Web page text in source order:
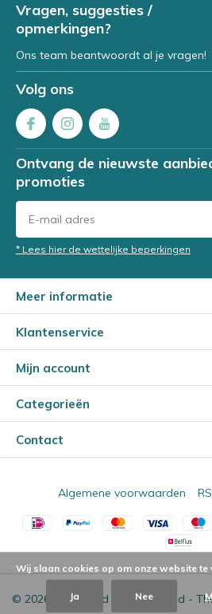
Vragen, suggesties /
opmerkingen?
Ons team beantwoordt al je vragen!
Volg ons
Ontvang de nieuwste
promoties
* Lees hier de wettelijke beperkingen
Meer informatie
Klantenservice
Mijn account
Categorieën
Contact
© 2026 - Powered by Lightspeed -
Algemene voorwaarden
Wij slaan cookies op om onze website
Ja Nee